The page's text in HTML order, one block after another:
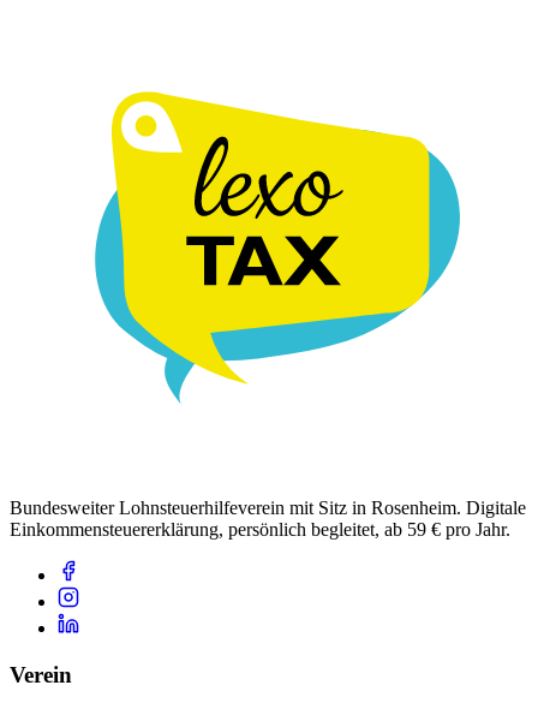
Bundesweiter Lohnsteuerhilfeverein mit Sitz in Rosenheim. Digitale
Einkommensteuererklärung, persönlich begleitet, ab 59 € pro Jahr.
Verein